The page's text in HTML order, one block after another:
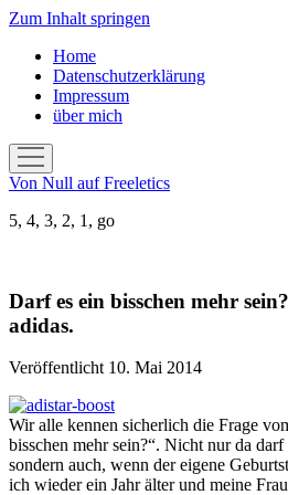
Zum Inhalt springen
Home
Datenschutzerklärung
Impressum
über mich
Menü
öffnen
Von Null auf Freeletics
5, 4, 3, 2, 1, go
Darf es ein bisschen mehr
adidas.
Veröffentlicht 10. Mai 2014
Wir alle kennen sicherlich die Frage
bisschen mehr sein?“. Nicht nur da darf
sondern auch, wenn der eigene
ich wieder ein Jahr älter und meine